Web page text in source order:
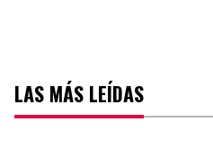
LAS MÁS LEÍDAS